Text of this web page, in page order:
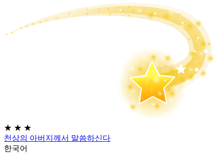
★ ★ ★
천상의 아버지께서 말씀하신다
한국어